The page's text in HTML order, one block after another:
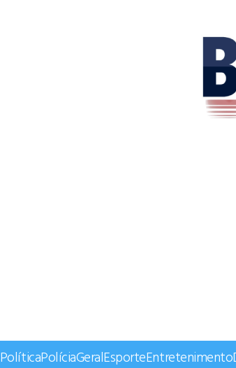
PolíticaPolíciaGeralEsporteEntretenimento